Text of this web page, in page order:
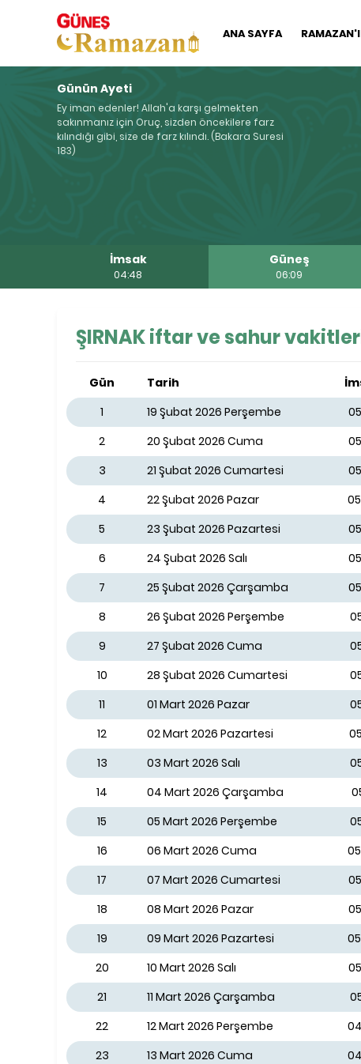
ANA SAYFA
Günün Ayeti
Ey iman edenler! Allah'a karşı gelmekten
sakınmanız için Oruç, sizden öncekilere farz
kılındığı gibi, size de farz kılındı. (Bakara Suresi
183)
İmsak
04:48
Güneş
06:09
ŞIRNAK iftar ve sahur
Gün Tarih
1
19 Şubat 2026 Perşembe
2
20 Şubat 2026 Cuma
3
21 Şubat 2026 Cumartesi
4
22 Şubat 2026 Pazar
5
23 Şubat 2026 Pazartesi
6
24 Şubat 2026 Salı
7
25 Şubat 2026 Çarşamba
8
26 Şubat 2026 Perşembe
9
27 Şubat 2026 Cuma
10
28 Şubat 2026 Cumartesi
11
01 Mart 2026 Pazar
12
02 Mart 2026 Pazartesi
13
03 Mart 2026 Salı
14
04 Mart 2026 Çarşamba
15
05 Mart 2026 Perşembe
16
06 Mart 2026 Cuma
17
07 Mart 2026 Cumartesi
18
08 Mart 2026 Pazar
19
09 Mart 2026 Pazartesi
20
10 Mart 2026 Salı
21
11 Mart 2026 Çarşamba
22
12 Mart 2026 Perşembe
23
13 Mart 2026 Cuma